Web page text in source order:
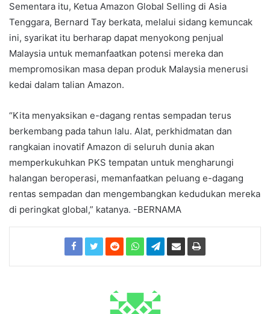
Sementara itu, Ketua Amazon Global Selling di Asia
Tenggara, Bernard Tay berkata, melalui sidang kemuncak
ini, syarikat itu berharap dapat menyokong penjual
Malaysia untuk memanfaatkan potensi mereka dan
mempromosikan masa depan produk Malaysia menerusi
kedai dalam talian Amazon.
“Kita menyaksikan e-dagang rentas sempadan terus
berkembang pada tahun lalu. Alat, perkhidmatan dan
rangkaian inovatif Amazon di seluruh dunia akan
memperkukuhkan PKS tempatan untuk mengharungi
halangan beroperasi, memanfaatkan peluang e-dagang
rentas sempadan dan mengembangkan kedudukan mereka
di peringkat global,” katanya. -BERNAMA